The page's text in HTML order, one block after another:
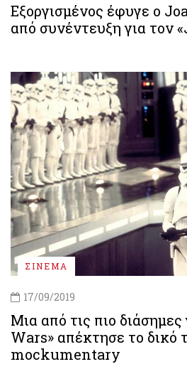
Εξοργισμένος έφυγε ο
από συνέντευξη για τον
ΣΙΝΕΜΑ
17/09/2019
Μια από τις πιο
Wars» απέκτησε το δικό
mockumentary